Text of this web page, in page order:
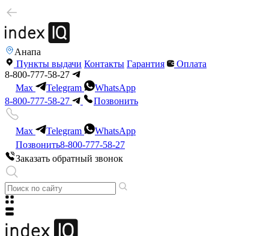
Анапа
Пункты выдачи Контакты Гарантия
Оплата
8-800-777-58-27
Max
Telegram
WhatsApp
8-800-777-58-27
Позвонить
Max Telegram
WhatsApp
Позвонить8-800-777-58-27
Заказать обратный звонок